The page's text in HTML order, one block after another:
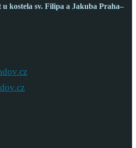
u kostela sv. Filipa a Jakuba Praha–